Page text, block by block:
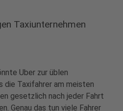
Taxiunternehmen
Uber zur üblen
die Taxifahrer am meisten
gesetzlich nach jeder Fahrt
Genau das tun viele Fahrer